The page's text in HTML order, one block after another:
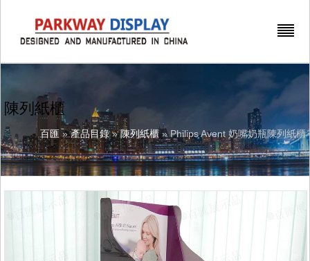
陳列紙櫃
百匯»產品目錄»陳列紙櫃» Philips Avent 奶嘴奶瓶陳列紙櫃